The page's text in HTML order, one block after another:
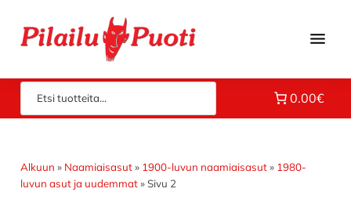
pääsisältöön
ensisijaiseen
sivupalkkiin
alatunnisteeseen
Pilailupuoti
Piloilla
Klikkaa
ja
0.00€
Alkuun » Naamiaisasut» 1900-luvun naamiaisasut» 1980-
luvun asut ja uudemmat»Sivu 2